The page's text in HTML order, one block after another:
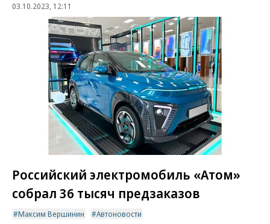
03.10.2023, 12:11
Российский электромобиль «Атом»
собрал 36 тысяч предзаказов
Максим Вершинин Автоновости